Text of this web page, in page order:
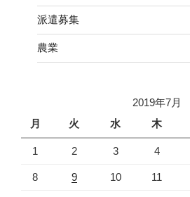
派遣募集
農業
2019年7月
月
火 水 木
1 2 3 4
8 9 10 11